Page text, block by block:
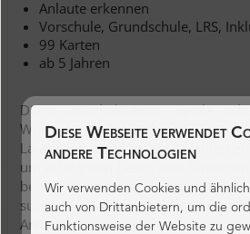
Anlaute erkennen
Vorschule, Grundschule, LRS,
99 Karten
ab 5 Jahren
Diese unterhaltsamen Spiele
Wörtern wahrzunehmen. In
Lautbewusstheit ist die
um erfolgreich Lesen und
benennen die Abbildungen,
suchen zum Anlegen ein
Anlaut.
Diese Webseite verwendet
andere Technologien
Wir verwenden Cookies und
auch von Drittanbietern, um die
Funktionsweise der Website zu